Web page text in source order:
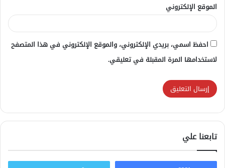
الموقع الإلكتروني
احفظ اسمي، بريدي الإلكتروني، والموقع الإلكتروني في هذا المتصفح
لاستخدامها المرة المقبلة في تعليقي.
تابعنا علي